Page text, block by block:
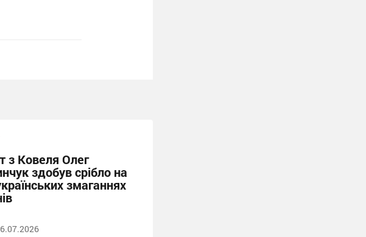
з Ковеля Олег
здобув срібло на
змаганнях